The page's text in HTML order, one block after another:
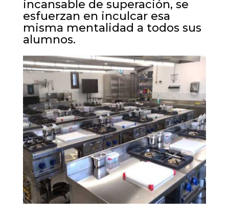
incansable de superación, se
esfuerzan en inculcar esa
misma mentalidad a todos sus
alumnos.